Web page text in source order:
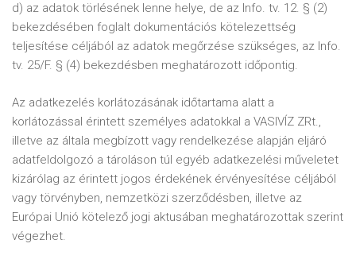
d) az adatok törlésének lenne helye, de az Info. tv. 12. § (2)
bekezdésében foglalt dokumentációs kötelezettség
teljesítése céljából az adatok megőrzése szükséges, az Info.
tv. 25/F. § (4) bekezdésben meghatározott időpontig.
Az adatkezelés korlátozásának időtartama alatt a
korlátozással érintett személyes adatokkal a VASIVÍZ ZRt.,
illetve az általa megbízott vagy rendelkezése alapján eljáró
adatfeldolgozó a tároláson túl egyéb adatkezelési műveletet
kizárólag az érintett jogos érdekének érvényesítése céljából
vagy törvényben, nemzetközi szerződésben, illetve az
Európai Unió kötelező jogi aktusában meghatározottak szerint
végezhet.